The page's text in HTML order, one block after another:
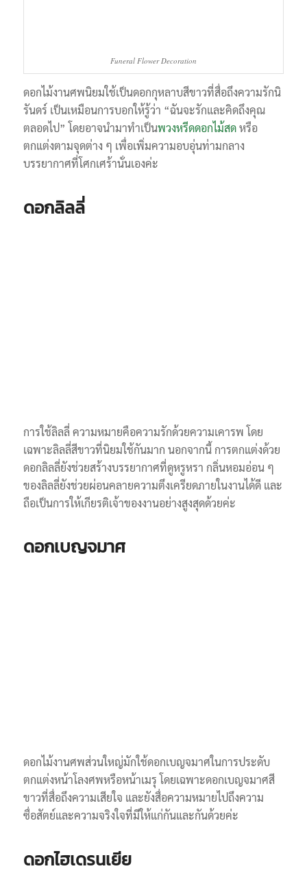
Funeral Flower Decoration
ดอกไม้งานศพนิยมใช้เป็นดอกกุหลาบสีขาวที่สื่อถึงความรักนิ
รันดร์ เป็นเหมือนการบอกให้รู้ว่า “ฉันจะรักและคิดถึงคุณ
ตลอดไป” โดยอาจนำมาทำเป็นพวงหรีดดอกไม้สดหรือ
ตกแต่งตามจุดต่าง ๆ เพื่อเพิ่มความอบอุ่นท่ามกลาง
บรรยากาศที่โศกเศร้านั่นเองค่ะ
ดอกลิลลี่
การใช้ลิลลี่ ความหมายคือความรักด้วยความเคารพ โดย
เฉพาะลิลลี่สีขาวที่นิยมใช้กันมาก นอกจากนี้ การตกแต่งด้วย
ดอกลิลลี่ยังช่วยสร้างบรรยากาศที่ดูหรูหรา กลิ่นหอมอ่อน ๆ
ของลิลลี่ยังช่วยผ่อนคลายความตึงเครียดภายในงานได้ดี และ
ถือเป็นการให้เกียรติเจ้าของงานอย่างสูงสุดด้วยค่ะ
ดอกเบญจมาศ
ดอกไม้งานศพส่วนใหญ่มักใช้ดอกเบญจมาศในการประดับ
ตกแต่งหน้าโลงศพหรือหน้าเมรุ โดยเฉพาะดอกเบญจมาศสี
ขาวที่สื่อถึงความเสียใจ และยังสื่อความหมายไปถึงความ
ซื่อสัตย์และความจริงใจที่มีให้แก่กันและกันด้วยค่ะ
ดอกไฮเดรนเยีย